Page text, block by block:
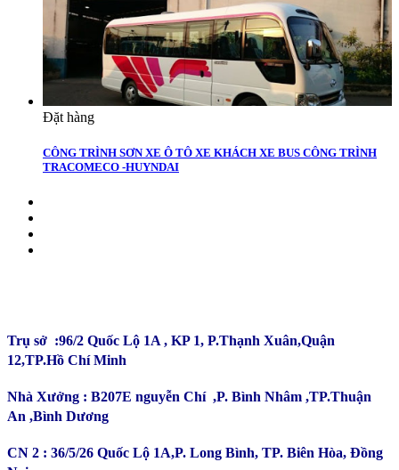
Đặt hàng
CÔNG TRÌNH SƠN XE Ô TÔ XE KHÁCH XE BUS CÔNG TRÌNH
TRACOMECO -HUYNDAI
Trụ sở :96/2 Quốc Lộ 1A , KP 1, P.Thạnh Xuân,Quận
12,TP.Hồ Chí Minh
Nhà Xưởng : B207E nguyễn Chí ,P. Bình Nhâm ,TP.Thuận
An ,Bình Dương
CN 2 : 36/5/26 Quốc Lộ 1A,P. Long Bình, TP. Biên Hòa, Đồng